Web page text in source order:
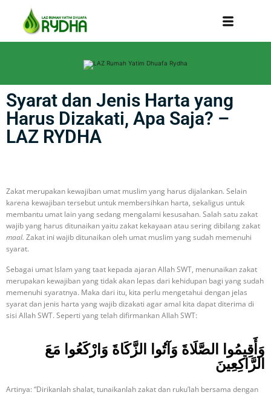
Syarat dan Jenis Harta yang
Harus Dizakati, Apa Saja? –
LAZ RYDHA
Zakat merupakan kewajiban umat muslim yang harus dijalankan. Selain
karena kewajiban tersebut untuk membersihkan harta, sekaligus untuk
membantu umat lain yang sedang mengalami kesusahan. Salah satu zakat
wajib yang harus ditunaikan yaitu zakat kekayaan atau sering dibilang zakat
maal. Zakat ini wajib ditunaikan oleh umat muslim yang sudah memenuhi
syarat.
Sebagai umat Islam yang taat kepada ajaran Allah SWT, menunaikan zakat
merupakan kewajiban yang tidak akan lepas dari kehidupan bagi yang sudah
memenuhi syaratnya. Maka dari itu, kita perlu mengetahui dengan jelas
syarat dan jenis harta yang wajib dizakati agar amal kita dapat diterima di
sisi Allah SWT. Seperti yang telah difirmankan Allah SWT:
وَأَقِيمُوا الصَّلَاةَ وَآتُوا الزَّكَاةَ وَارْكَعُوا مَعَ
الرَّاكِعِينَ
Artinya: “Dirikanlah shalat, tunaikanlah zakat dan ruku’lah bersama dengan